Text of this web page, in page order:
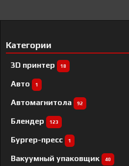
Категории
3D принтер 18
Авто 1
Автомагнитола 92
Блендер 123
Бургер-пресс 1
Вакуумный упаковщик 40